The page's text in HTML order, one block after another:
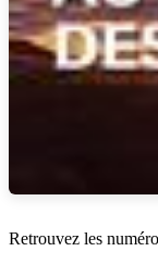
Retrouvez les